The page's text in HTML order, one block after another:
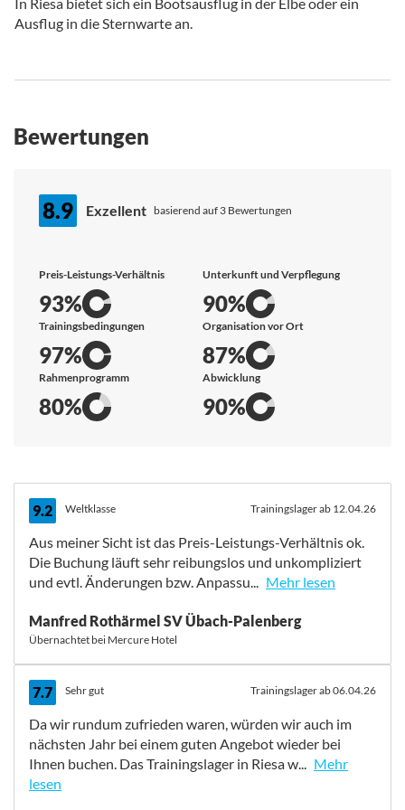
Ausflug in die Sternwarte an.
Bewertungen
8.9 Exzellent basierend auf 3 Bewertungen
Preis-Leistungs-Verhältnis
93%
Unterkunft und Verpflegung
90%
Trainingsbedingungen
97%
Organisation vor Ort
87%
Rahmenprogramm
80%
Abwicklung
90%
9.2 Weltklasse Trainingslager ab 12.04.26
Aus meiner Sicht ist das Preis-Leistungs-Verhältnis ok.
Die Buchung läuft sehr reibungslos und unkompliziert
und evtl. Änderungen bzw. Anpassu... Mehr lesen
Aus meiner Sicht ist das Preis-Leistungs-Verhältnis ok.
Die Buchung läuft sehr reibungslos und unkompliziert
schnell bearbeitet. Das Personal im Hotel war
überwiegend sehr freundlich und hilfsbereit. Eine
zeitweise parallel stattfindende größere Veranstaltung
hat uns beim Frühstück auf den Flur "verbannt". Hier
war es etwas zugig und kalt. Das Frühstück war
großartig. Das Mittag- und Abendessen war gut und
reichlich. Rohkost und Frischobst kam sehr gut an. Die
Manfred Rothärmel SV Übach-Palenberg
Übernachtet bei Mercure Hotel
7.7 Sehr gut Trainingslager ab 06.04.26
Da wir rundum zufrieden waren, würden wir auch im
nächsten Jahr bei einem guten Angebot wieder bei
Ihnen buchen. Das Trainingslager in Riesa w... Mehr
lesen